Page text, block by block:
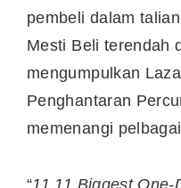
pembeli dalam
Mesti Beli terendah
mengumpulkan
Penghantaran
memenangi
“11.11 Biggest One-